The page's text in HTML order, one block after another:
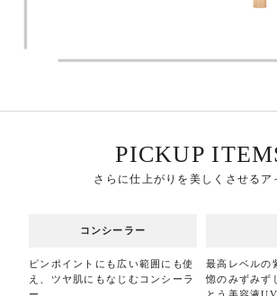
PICKUP
さらに仕上がりを美しくさせるア
コンシーラー
ピンポイントにも広い範囲にも使
え、
ツヤ肌にもなじむコンシーラ
最高レベルの
惚のみずみず